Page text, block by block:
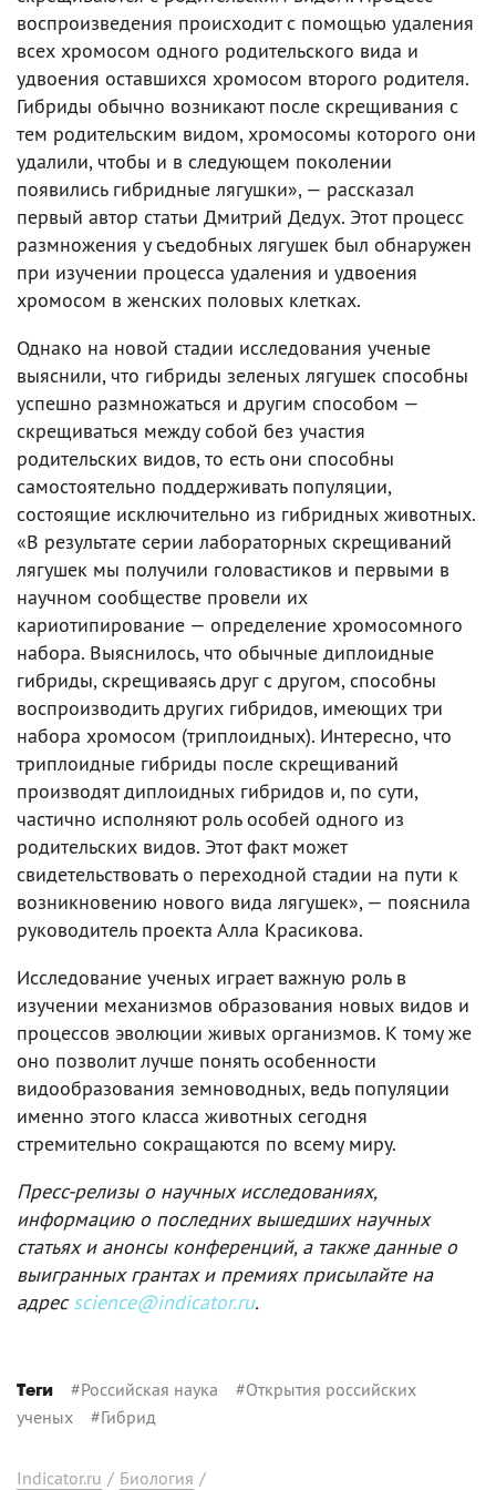
воспроизведения происходит с помощью удаления
всех хромосом одного родительского вида и
удвоения оставшихся хромосом второго родителя.
Гибриды обычно возникают после скрещивания с
тем родительским видом, хромосомы которого они
удалили, чтобы и в следующем поколении
появились гибридные лягушки», — рассказал
первый автор статьи Дмитрий Дедух. Этот процесс
размножения у съедобных лягушек был обнаружен
при изучении процесса удаления и удвоения
хромосом в женских половых клетках.
Однако на новой стадии исследования ученые
выяснили, что гибриды зеленых лягушек способны
успешно размножаться и другим способом —
скрещиваться между собой без участия
родительских видов, то есть они способны
самостоятельно поддерживать популяции,
состоящие исключительно из гибридных животных.
«В результате серии лабораторных скрещиваний
лягушек мы получили головастиков и первыми в
научном сообществе провели их
кариотипирование — определение хромосомного
набора. Выяснилось, что обычные диплоидные
гибриды, скрещиваясь друг с другом, способны
воспроизводить других гибридов, имеющих три
набора хромосом (триплоидных). Интересно, что
триплоидные гибриды после скрещиваний
производят диплоидных гибридов и, по сути,
частично исполняют роль особей одного из
родительских видов. Этот факт может
свидетельствовать о переходной стадии на пути к
возникновению нового вида лягушек», — пояснила
руководитель проекта Алла Красикова.
Исследование ученых играет важную роль в
изучении механизмов образования новых видов и
процессов эволюции живых организмов. К тому же
оно позволит лучше понять особенности
видообразования земноводных, ведь популяции
именно этого класса животных сегодня
стремительно сокращаются по всему миру.
Пресс-релизы о научных исследованиях,
информацию о последних вышедших научных
статьях и анонсы конференций, а также данные о
выигранных грантах и премиях присылайте на
адресscience@indicator.ru.
Теги #Российская наука #Открытия российских
ученых #Гибрид
Indicator.ru / Биология /